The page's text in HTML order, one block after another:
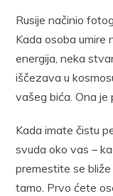
Rusije načinio
Kada osoba umire
energija, neka
iščezava u
vašeg bića. Ona je
Kada imate čistu
svuda oko vas –
premestite se
tamo. Prvo ćete